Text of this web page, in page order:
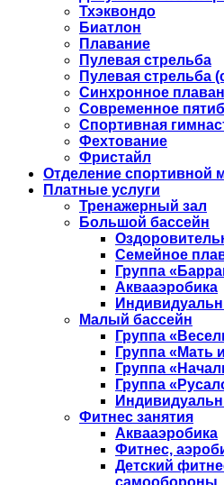
Тхэквондо
Биатлон
Плавание
Пулевая стрельба
Пулевая стрельба
Синхронное
Современное
Спортивная
Фехтование
Фристайл
Отделение спортивной
Платные услуги
Тренажерный зал
Большой бассейн
Семейное
Группа
Аквааэробика
Малый бассейн
Группа
Группа «Мать
Группа
Группа
Фитнес занятия
Аквааэробика
Фитнес,
Детский
самообороны